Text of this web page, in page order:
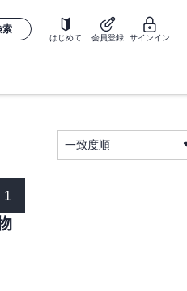
索
はじめて 会員登録 サインイン
一致度順
1